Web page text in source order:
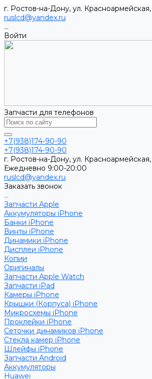
г. Ростов-на-Дону, ул.
ruslcd@yandex.ru
...
Войти
Запчасти для телефонов
+7(938)174-90-90
+7(938)174-90-90
г. Ростов-на-Дону, ул.
Ежедневно 9:00-20:00
ruslcd@yandex.ru
Заказать звонок
...
Запчасти Apple
Аккумуляторы iPhone
Банки iPhone
Винты iPhone
Динамики iPhone
Дисплеи iPhone
Копии
Оригиналы
Запчасти Apple Watch
Запчасти iPad
Камеры iPhone
Крышки (Корпуса) iPhone
Микросхемы iPhone
Проклейки iPhone
Сеточки динамиков iPhone
Стекла камер iPhone
Шлейфы iPhone
Запчасти Android
Аккумуляторы
Huawei